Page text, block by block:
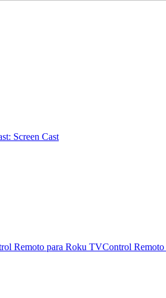
Screen Cast
Remoto para Roku TVControl